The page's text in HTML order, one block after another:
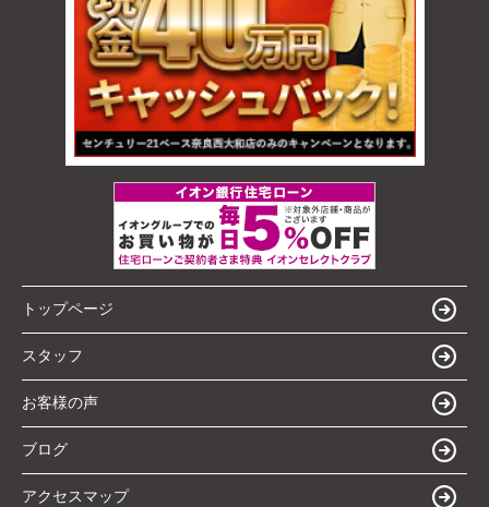
トップページ
スタッフ
お客様の声
ブログ
アクセスマップ